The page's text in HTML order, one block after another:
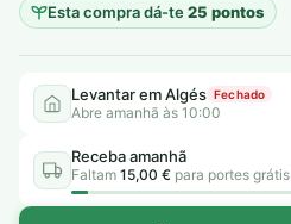
Esta compra dá-te25 pontos
Levantar em Algés Fechado
Abre amanhã às 10:00
Receba amanhã
Faltam 15,00 € para portes grátis